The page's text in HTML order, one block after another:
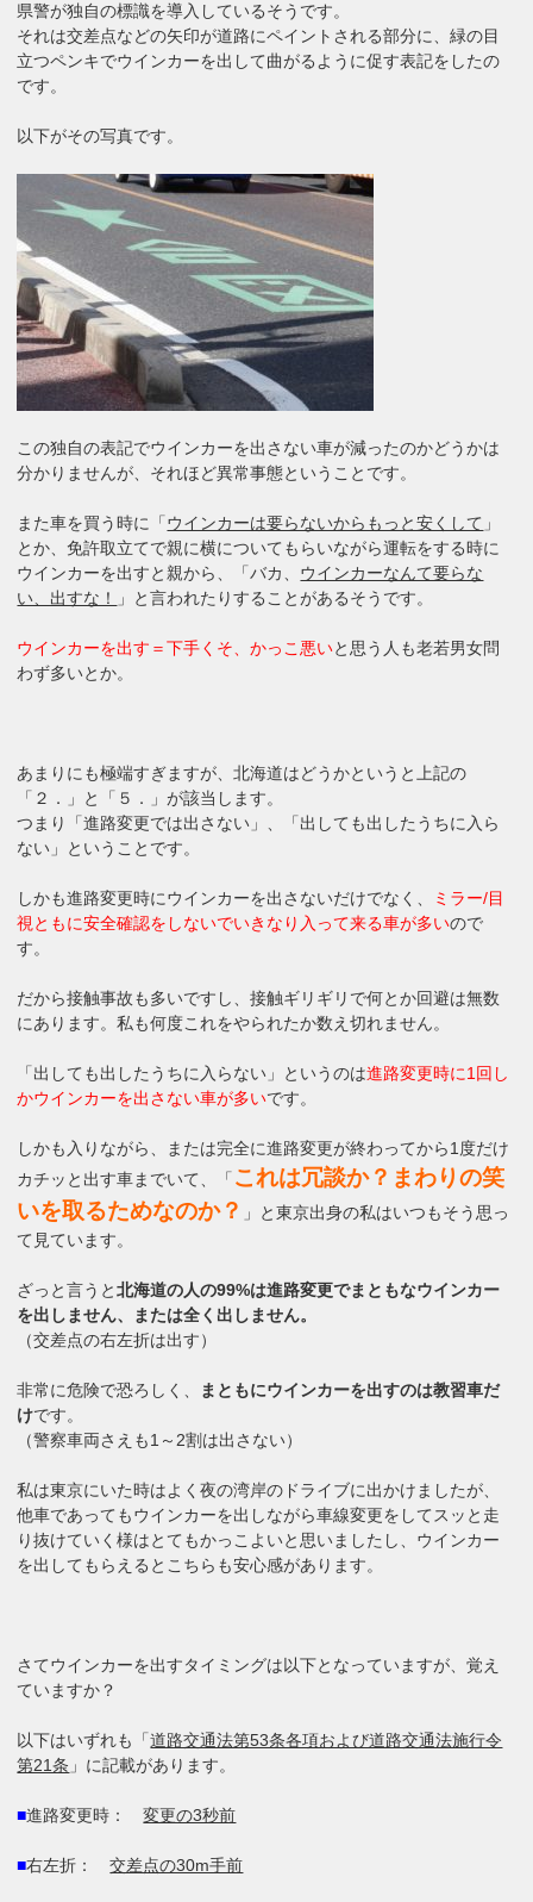
県警が独自の標識を導入しているそうです。
それは交差点などの矢印が道路にペイントされる部分に、緑の目
立つペンキでウインカーを出して曲がるように促す表記をしたの
です。
以下がその写真です。
この独自の表記でウインカーを出さない車が減ったのかどうかは
分かりませんが、それほど異常事態ということです。
また車を買う時に「ウインカーは要らないからもっと安くして 」
とか、免許取立てで親に横についてもらいながら運転をする時に
ウインカーを出すと親から、「バカ、 ウインカーなんて要らな
い、出すな！
」と言われたりすることがあるそうです。
ウインカーを出す＝下手くそ、かっこ悪いと思う人も老若男女問
わず多いとか。
あまりにも極端すぎますが、北海道はどうかというと上記の
「２．」と「５．」が該当します。
つまり「進路変更では出さない」、「出しても出したうちに入ら
ない」ということです。
しかも進路変更時にウインカーを出さないだけでなく、
ミラー/目
視ともに安全確認をしないでいきなり入って来る車が多いので
す。
だから接触事故も多いですし、接触ギリギリで何とか回避は無数
にあります。私も何度これをやられたか数え切れません。
「出しても出したうちに入らない」というのは進路変更時に1回し
かウインカーを出さない車が多いです。
しかも入りながら、または完全に進路変更が終わってから1度だけ
カチッと出す車までいて、「 これは冗談か？まわりの笑
いを取るためなのか？ 」と東京出身の私はいつもそう思っ
て見ています。
ざっと言うと北海道の人の99%は進路変更でまともなウインカー
を出しません、または全く出しません。
（交差点の右左折は出す）
非常に危険で恐ろしく、
まともにウインカーを出すのは教習車だ
けです。
（警察車両さえも1～2割は出さない）
私は東京にいた時はよく夜の湾岸のドライブに出かけましたが、
他車であってもウインカーを出しながら車線変更をしてスッと走
り抜けていく様はとてもかっこよいと思いましたし、ウインカー
を出してもらえるとこちらも安心感があります。
さてウインカーを出すタイミングは以下となっていますが、覚え
ていますか？
以下はいずれも「道路交通法第53条各項および道路交通法施行令
第21条 」に記載があります。
■進路変更時：変更の3秒前
■右左折：交差点の30m手前